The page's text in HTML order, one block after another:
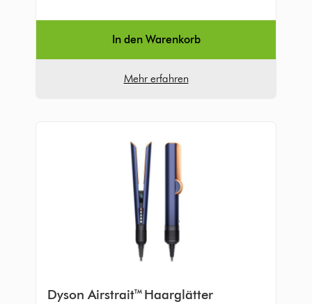
1413
In den Warenkorb
Mehr erfahren
Dyson Airstrait™ Haarglätter